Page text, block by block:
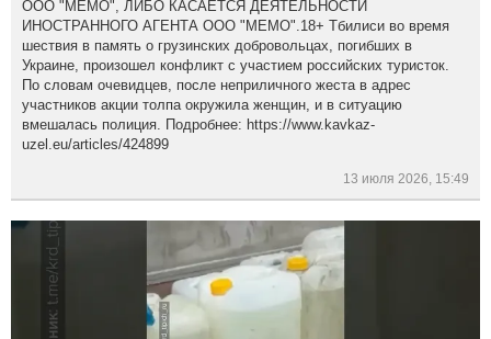
ООО "МЕМО", ЛИБО КАСАЕТСЯ ДЕЯТЕЛЬНОСТИ
ИНОСТРАННОГО АГЕНТА ООО "МЕМО".18+ Тбилиси во время
шествия в память о грузинских добровольцах, погибших в
Украине, произошел конфликт с участием российских туристок.
По словам очевидцев, после неприличного жеста в адрес
участников акции толпа окружила женщин, и в ситуацию
вмешалась полиция. Подробнее: https://www.kavkaz-
uzel.eu/articles/424899
13 июля 2026, 15:49